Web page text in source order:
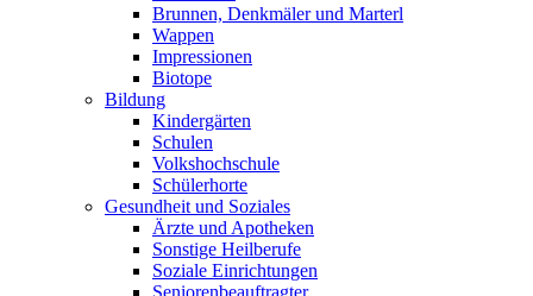
Brunnen, Denkmäler und Marterl
Wappen
Impressionen
Biotope
Bildung
Kindergärten
Schulen
Volkshochschule
Schülerhorte
Gesundheit und Soziales
Ärzte und Apotheken
Sonstige Heilberufe
Soziale Einrichtungen
Seniorenbeauftragter